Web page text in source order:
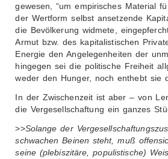
gewesen, “um empirisches Material
der Wertform selbst ansetzende
die Bevölkerung widmete,
Armut bzw. des kapitalistischen
Energie den Angelegenheiten der
hingegen sei die politische Freiheit
weder den Hunger, noch enthebt sie
In der Zwischenzeit ist aber – von
die Vergesellschaftung ein ganzes
>>Solange der
schwachen Beinen steht, muß
seine (plebiszitäre, populistische)